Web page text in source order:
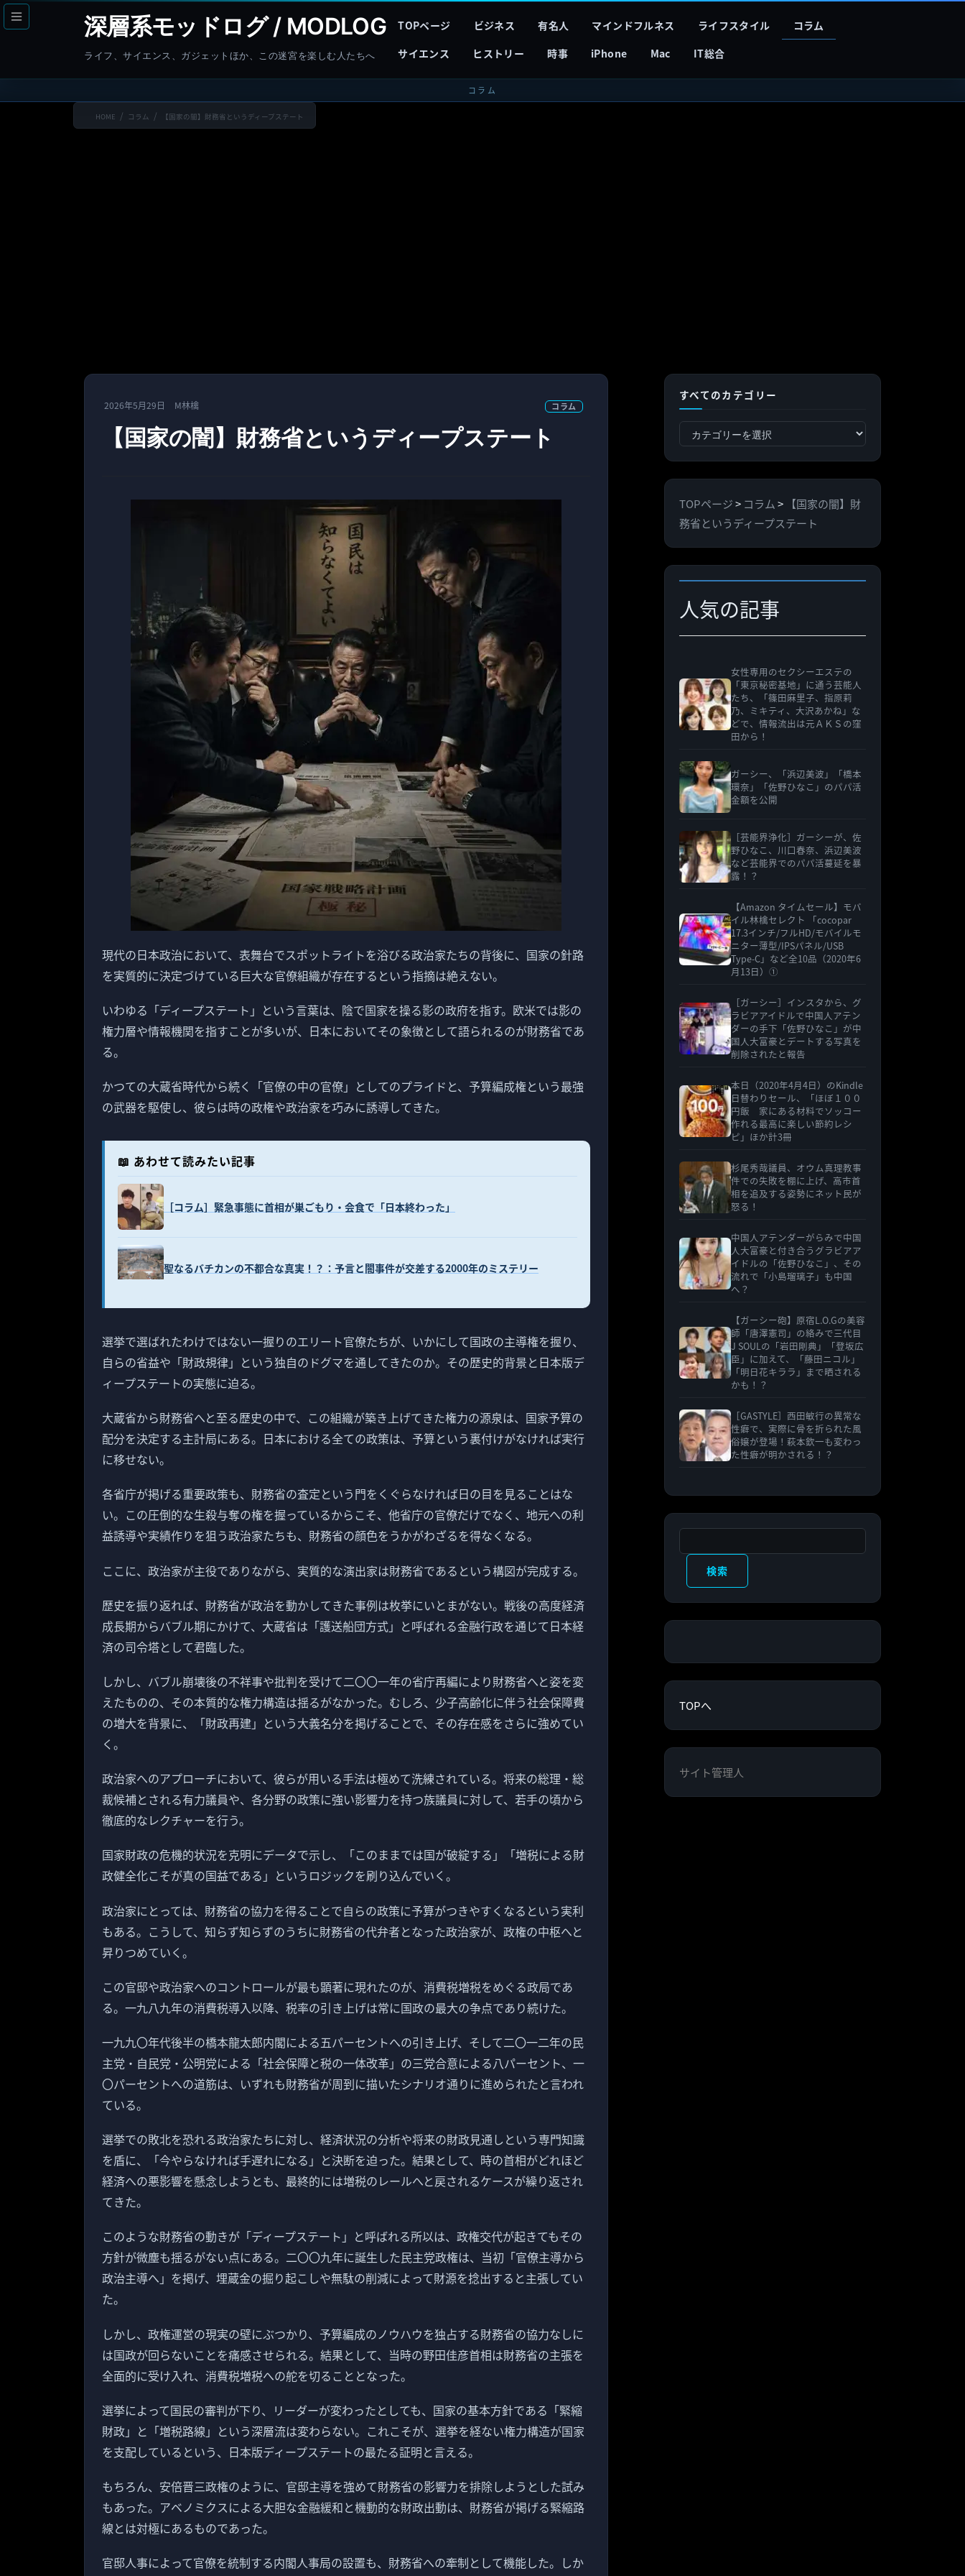
コ
ン
へ
ナ
ビ
ョ
深層系モッドログ / MODLOG
ライフ、サイエンス、ガジェットほか、この迷宮を楽しむ人たちへ
TOPページ ビジネス 有名人 マインドフルネス ライフスタイル
コラム
サイエンス
ヒストリー 時事 iPhone Mac IT総合
コラム
HOME コラム 【国家の闇】財務省というディープステート
2026年5月29日 M林檎 コラム
【国家の闇】財務省というディープステート
現代の日本政治において、表舞台でスポットライトを浴びる政治家たちの背後に、国家の針路
を実質的に決定づけている巨大な官僚組織が存在するという指摘は絶えない。
いわゆる「ディープステート」という言葉は、陰で国家を操る影の政府を指す。欧米では影の
権力層や情報機関を指すことが多いが、日本においてその象徴として語られるのが財務省であ
る。
かつての大蔵省時代から続く「官僚の中の官僚」としてのプライドと、予算編成権という最強
の武器を駆使し、彼らは時の政権や政治家を巧みに誘導してきた。
📖 あわせて読みたい記事
［コラム］緊急事態に首相が巣ごもり・会食で「日本終わった」
聖なるバチカンの不都合な真実！？：予言と闇事件が交差する2000年のミステリー
選挙で選ばれたわけではない一握りのエリート官僚たちが、いかにして国政の主導権を握り、
自らの省益や「財政規律」という独自のドグマを通してきたのか。その歴史的背景と日本版デ
ィープステートの実態に迫る。
大蔵省から財務省へと至る歴史の中で、この組織が築き上げてきた権力の源泉は、国家予算の
配分を決定する主計局にある。日本における全ての政策は、予算という裏付けがなければ実行
に移せない。
各省庁が掲げる重要政策も、財務省の査定という門をくぐらなければ日の目を見ることはな
い。この圧倒的な生殺与奪の権を握っているからこそ、他省庁の官僚だけでなく、地元への利
益誘導や実績作りを狙う政治家たちも、財務省の顔色をうかがわざるを得なくなる。
ここに、政治家が主役でありながら、実質的な演出家は財務省であるという構図が完成する。
歴史を振り返れば、財務省が政治を動かしてきた事例は枚挙にいとまがない。戦後の高度経済
成長期からバブル期にかけて、大蔵省は「護送船団方式」と呼ばれる金融行政を通じて日本経
済の司令塔として君臨した。
しかし、バブル崩壊後の不祥事や批判を受けて二〇〇一年の省庁再編により財務省へと姿を変
えたものの、その本質的な権力構造は揺るがなかった。むしろ、少子高齢化に伴う社会保障費
の増大を背景に、「財政再建」という大義名分を掲げることで、その存在感をさらに強めてい
く。
政治家へのアプローチにおいて、彼らが用いる手法は極めて洗練されている。将来の総理・総
裁候補とされる有力議員や、各分野の政策に強い影響力を持つ族議員に対して、若手の頃から
徹底的なレクチャーを行う。
国家財政の危機的状況を克明にデータで示し、「このままでは国が破綻する」「増税による財
政健全化こそが真の国益である」というロジックを刷り込んでいく。
政治家にとっては、財務省の協力を得ることで自らの政策に予算がつきやすくなるという実利
もある。こうして、知らず知らずのうちに財務省の代弁者となった政治家が、政権の中枢へと
昇りつめていく。
この官邸や政治家へのコントロールが最も顕著に現れたのが、消費税増税をめぐる政局であ
る。一九八九年の消費税導入以降、税率の引き上げは常に国政の最大の争点であり続けた。
一九九〇年代後半の橋本龍太郎内閣による五パーセントへの引き上げ、そして二〇一二年の民
主党・自民党・公明党による「社会保障と税の一体改革」の三党合意による八パーセント、一
〇パーセントへの道筋は、いずれも財務省が周到に描いたシナリオ通りに進められたと言われ
ている。
選挙での敗北を恐れる政治家たちに対し、経済状況の分析や将来の財政見通しという専門知識
を盾に、「今やらなければ手遅れになる」と決断を迫った。結果として、時の首相がどれほど
経済への悪影響を懸念しようとも、最終的には増税のレールへと戻されるケースが繰り返され
てきた。
このような財務省の動きが「ディープステート」と呼ばれる所以は、政権交代が起きてもその
方針が微塵も揺るがない点にある。二〇〇九年に誕生した民主党政権は、当初「官僚主導から
政治主導へ」を掲げ、埋蔵金の掘り起こしや無駄の削減によって財源を捻出すると主張してい
た。
しかし、政権運営の現実の壁にぶつかり、予算編成のノウハウを独占する財務省の協力なしに
は国政が回らないことを痛感させられる。結果として、当時の野田佳彦首相は財務省の主張を
全面的に受け入れ、消費税増税への舵を切ることとなった。
選挙によって国民の審判が下り、リーダーが変わったとしても、国家の基本方針である「緊縮
財政」と「増税路線」という深層流は変わらない。これこそが、選挙を経ない権力構造が国家
を支配しているという、日本版ディープステートの最たる証明と言える。
もちろん、安倍晋三政権のように、官邸主導を強めて財務省の影響力を排除しようとした試み
もあった。アベノミクスによる大胆な金融緩和と機動的な財政出動は、財務省が掲げる緊縮路
線とは対極にあるものであった。
官邸人事によって官僚を統制する内閣人事局の設置も、財務省への牽制として機能した。しか
すべてのカテゴリー
べ
カ
テ
ゴ
リ
ー
TOPページ> コラム >
【国家の闇】財
務省というディープステート
人気の記事
女性専用のセクシーエステの
「東京秘密基地」に通う芸能人
たち、「篠田麻里子、指原莉
乃、ミキティ、大沢あかね」な
どで、情報流出は元ＡＫＳの窪
田から！
ガーシー、「浜辺美波」「橋本
環奈」「佐野ひなこ」のパパ活
金額を公開
［芸能界浄化］ガーシーが、佐
野ひなこ、川口春奈、浜辺美波
など芸能界でのパパ活蔓延を暴
露！？
【Amazon タイムセール】モバ
イル林檎セレクト 「cocopar
17.3インチ/フルHD/モバイルモ
ニター薄型/IPSパネル/USB
Type-C」など全10品（2020年6
月13日）①
［ガーシー］インスタから、グ
ラビアアイドルで中国人アテン
ダーの手下「佐野ひなこ」が中
国人大富豪とデートする写真を
削除されたと報告
本日（2020年4月4日）のKindle
日替わりセール、「ほぼ１００
円飯 家にある材料でソッコー
作れる最高に楽しい節約レシ
ピ」ほか計3冊
杉尾秀哉議員、オウム真理教事
件での失敗を棚に上げ、高市首
相を追及する姿勢にネット民が
怒る！
中国人アテンダーがらみで中国
人大富豪と付き合うグラビアア
イドルの「佐野ひなこ」、その
流れで「小島瑠璃子」も中国
へ？
【ガーシー砲】原宿L.O.Gの美容
師「唐澤憲司」の絡みで三代目
J SOULの「岩田剛典」「登坂広
臣」に加えて、「藤田ニコル」
「明日花キララ」まで晒される
かも！？
［GASTYLE］西田敏行の異常な
性癖で、実際に骨を折られた風
俗嬢が登場！萩本欽一も変わっ
た性癖が明かされる！？
検索
TOPへ
サイト管理人